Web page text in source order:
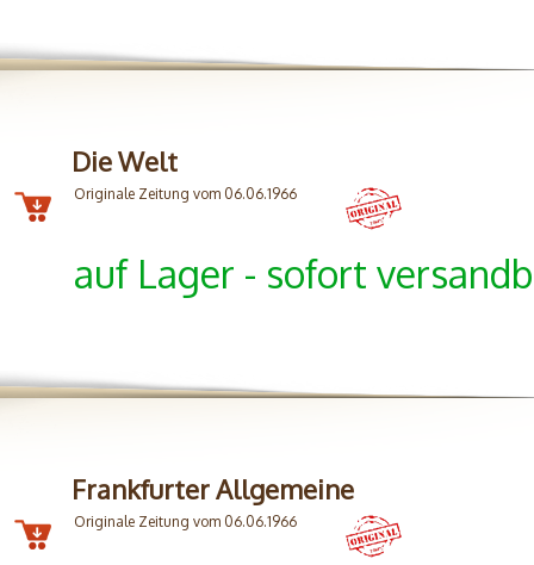
Die Welt
Originale Zeitung vom 06.06.1966
auf Lager - sofort
Frankfurter Allgemeine
Originale Zeitung vom 06.06.1966